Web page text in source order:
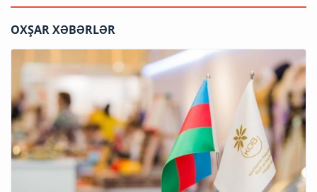
OXŞAR XƏBƏRLƏR